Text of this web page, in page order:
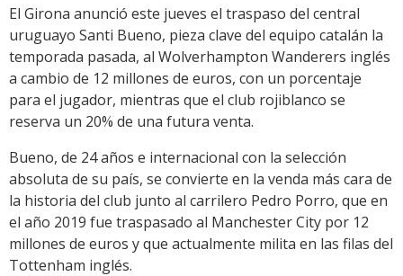
Link
El Girona anunció este jueves el traspaso del central
uruguayo Santi Bueno, pieza clave del equipo catalán la
temporada pasada, al Wolverhampton Wanderers inglés
a cambio de 12 millones de euros, con un porcentaje
para el jugador, mientras que el club rojiblanco se
reserva un 20% de una futura venta.
Bueno, de 24 años e internacional con la selección
absoluta de su país, se convierte en la venda más cara de
la historia del club junto al carrilero Pedro Porro, que en
el año 2019 fue traspasado al Manchester City por 12
millones de euros y que actualmente milita en las filas del
Tottenham inglés.